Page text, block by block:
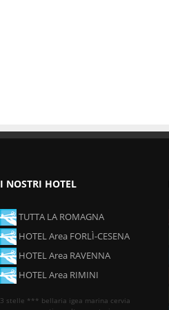
I NOSTRI HOTEL
TUTTA LA ROMAGNA
HOTEL Area FORLÌ-CESENA
HOTEL Area RAVENNA
HOTEL Area RIMINI
3 stelle *** bellaria igea marina cervia